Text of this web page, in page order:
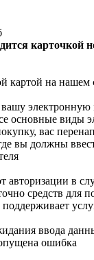
карточкой
картой на нашем
электронную
основные виды
вас
вы должны
авторизации в
средств для
ввода
ошибка